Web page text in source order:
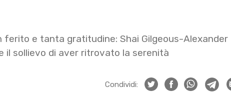
e tanta gratitudine: Shai Gilgeous-Alexander
il sollievo di aver ritrovato la serenità
Condividi: